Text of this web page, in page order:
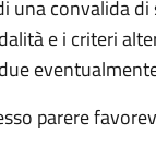
una convalida
e i criteri
parere